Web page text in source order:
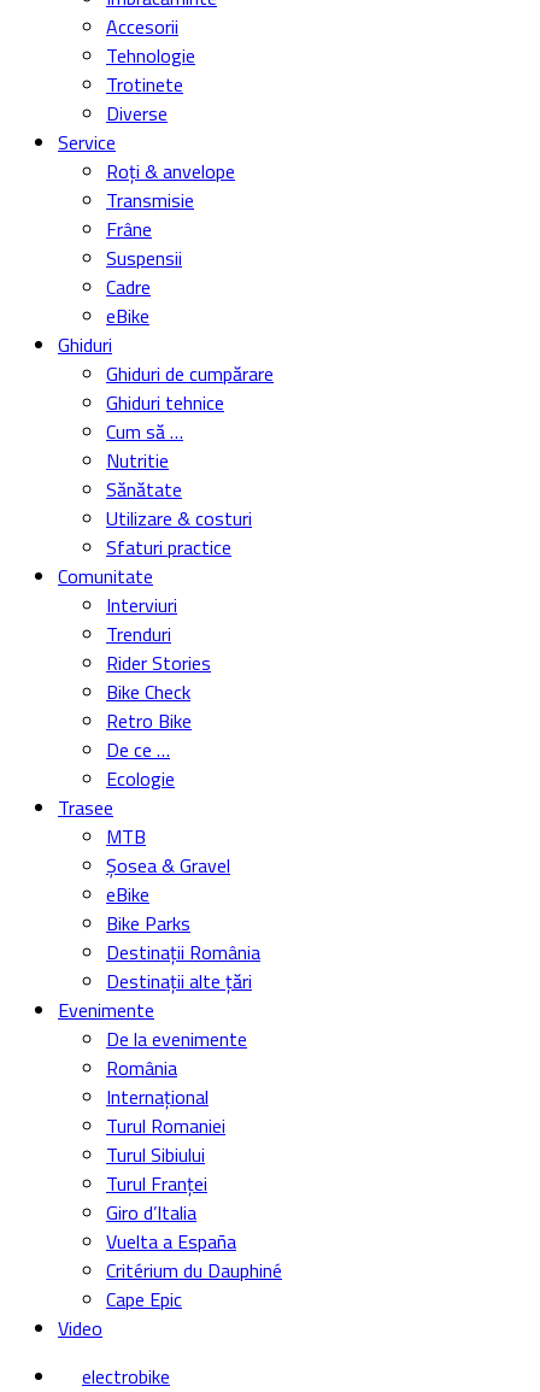
Accesorii
Tehnologie
Trotinete
Diverse
Service
Roți & anvelope
Transmisie
Frâne
Suspensii
Cadre
eBike
Ghiduri
Ghiduri de cumpărare
Ghiduri tehnice
Cum să …
Nutritie
Sănătate
Utilizare & costuri
Sfaturi practice
Comunitate
Interviuri
Trenduri
Rider Stories
Bike Check
Retro Bike
De ce …
Ecologie
Trasee
MTB
Șosea & Gravel
eBike
Bike Parks
Destinații România
Destinații alte țări
Evenimente
De la evenimente
România
Internațional
Turul Romaniei
Turul Sibiului
Turul Franței
Giro d’Italia
Vuelta a España
Critérium du Dauphiné
Cape Epic
Video
electrobike